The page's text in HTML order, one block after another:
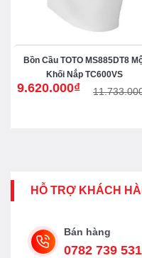
Bồn Cầu TOTO MS885DT8
Khối Nắp TC600VS
Giá
9.620.000₫
Giá
HỖ TRỢ KHÁCH
Bán hàng
0782 739 531